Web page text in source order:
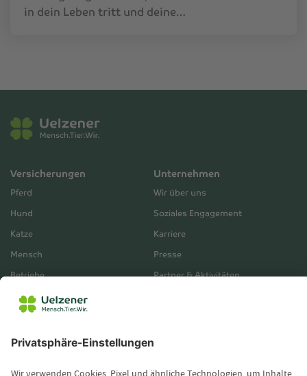
in dein Leben tritt und deine…
Versicherungen
Pferd
Hund
Katze
Mensch
Betriebe
Unternehmen
Wir über uns
Soziales Engagement
Karriere
Presse
Partner & Aktivitäten
Service